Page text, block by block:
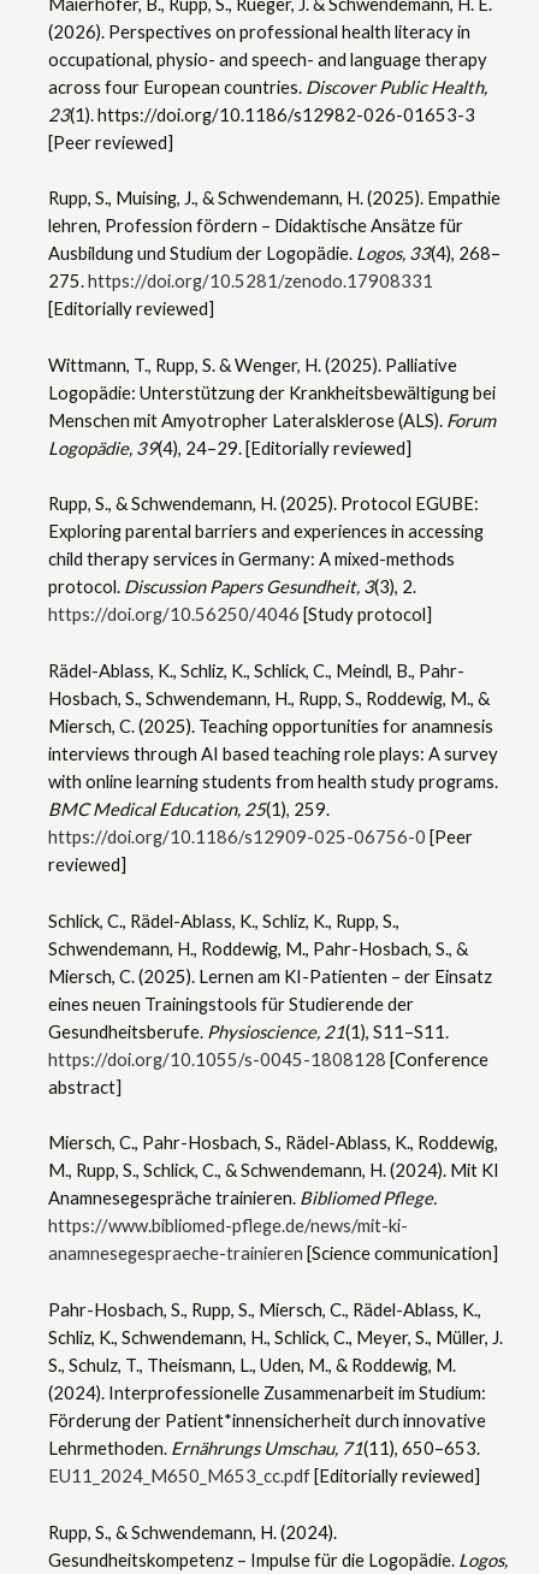
(2026). Perspectives on professional health literacy in
occupational, physio- and speech- and language therapy
across four European countries. Discover Public Health,
23(1). https://doi.org/10.1186/s12982-026-01653-3
[Peer reviewed]
Rupp, S., Muising, J., & Schwendemann, H. (2025). Empathie
lehren, Profession fördern – Didaktische Ansätze für
Ausbildung und Studium der Logopädie. Logos, 33(4), 268–
275.https://doi.org/10.5281/zenodo.17908331
[Editorially reviewed]
Wittmann, T., Rupp, S. & Wenger, H. (2025). Palliative
Logopädie: Unterstützung der Krankheitsbewältigung bei
Menschen mit Amyotropher Lateralsklerose (ALS). Forum
Logopädie, 39(4), 24–29. [Editorially reviewed]
Rupp, S., & Schwendemann, H. (2025). Protocol EGUBE:
Exploring parental barriers and experiences in accessing
child therapy services in Germany: A mixed-methods
protocol. Discussion Papers Gesundheit, 3(3), 2.
https://doi.org/10.56250/4046 [Study protocol]
Rädel-Ablass, K., Schliz, K., Schlick, C., Meindl, B., Pahr-
Hosbach, S., Schwendemann, H., Rupp, S., Roddewig, M., &
Miersch, C. (2025). Teaching opportunities for anamnesis
interviews through AI based teaching role plays: A survey
with online learning students from health study programs.
BMC Medical Education, 25(1), 259.
https://doi.org/10.1186/s12909-025-06756-0 [Peer
reviewed]
Schlick, C., Rädel-Ablass, K., Schliz, K., Rupp, S.,
Schwendemann, H., Roddewig, M., Pahr-Hosbach, S., &
Miersch, C. (2025). Lernen am KI-Patienten – der Einsatz
eines neuen Trainingstools für Studierende der
Gesundheitsberufe. Physioscience, 21(1), S11–S11.
https://doi.org/10.1055/s-0045-1808128 [Conference
abstract]
Miersch, C., Pahr-Hosbach, S., Rädel-Ablass, K., Roddewig,
M., Rupp, S., Schlick, C., & Schwendemann, H. (2024). Mit KI
Anamnesegespräche trainieren. Bibliomed Pflege.
https://www.bibliomed-pflege.de/news/mit-ki-
anamnesegespraeche-trainieren [Science communication]
Pahr-Hosbach, S., Rupp, S., Miersch, C., Rädel-Ablass, K.,
Schliz, K., Schwendemann, H., Schlick, C., Meyer, S., Müller, J.
S., Schulz, T., Theismann, L., Uden, M., & Roddewig, M.
(2024). Interprofessionelle Zusammenarbeit im Studium:
Förderung der Patient*innensicherheit durch innovative
Lehrmethoden. Ernährungs Umschau, 71(11), 650–653.
EU11_2024_M650_M653_cc.pdf[Editorially reviewed]
Rupp, S., & Schwendemann, H. (2024).
Gesundheitskompetenz – Impulse für die Logopädie. Logos,